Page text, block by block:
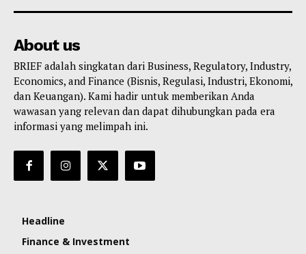
About us
BRIEF adalah singkatan dari Business, Regulatory, Industry,
Economics, and Finance (Bisnis, Regulasi, Industri, Ekonomi,
dan Keuangan). Kami hadir untuk memberikan Anda
wawasan yang relevan dan dapat dihubungkan pada era
informasi yang melimpah ini.
Headline
Finance & Investment